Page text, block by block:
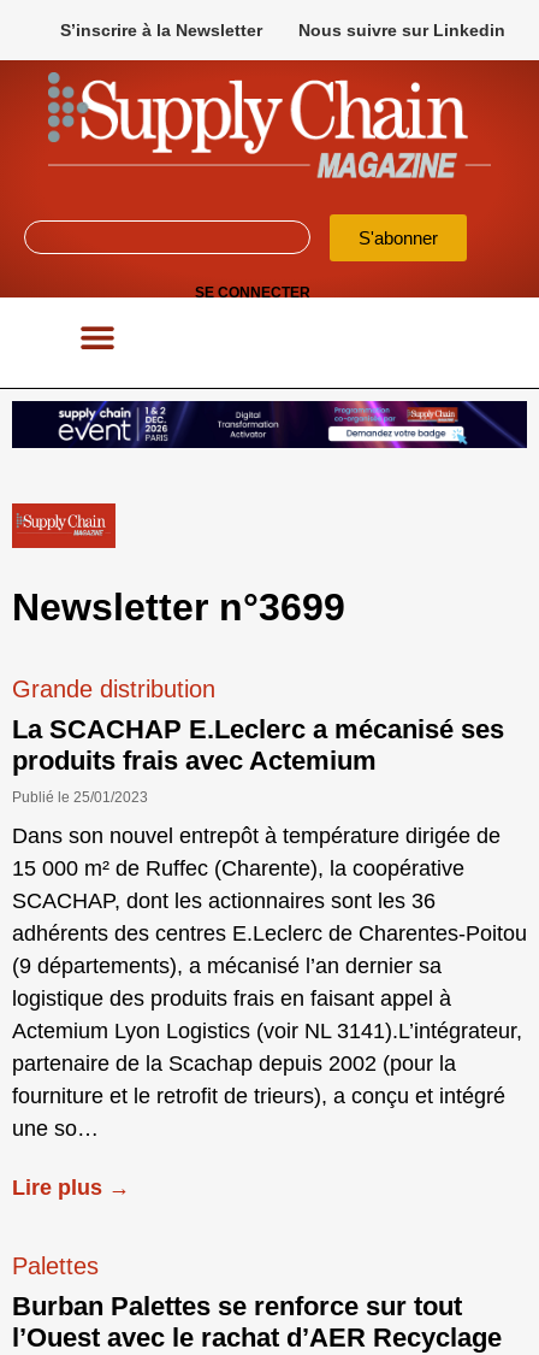
S’inscrire à la Newsletter Nous suivre sur Linkedin
S'abonner
SE CONNECTER
Newsletter n°3699
Grande distribution
La SCACHAP E.Leclerc a mécanisé ses
produits frais avec Actemium
Publié le 25/01/2023
Dans son nouvel entrepôt à température dirigée de
15 000 m² de Ruffec (Charente), la coopérative
SCACHAP, dont les actionnaires sont les 36
adhérents des centres E.Leclerc de Charentes-Poitou
(9 départements), a mécanisé l’an dernier sa
logistique des produits frais en faisant appel à
Actemium Lyon Logistics (voir NL 3141).L’intégrateur,
partenaire de la Scachap depuis 2002 (pour la
fourniture et le retrofit de trieurs), a conçu et intégré
une so…
Lire plus →
Palettes
Burban Palettes se renforce sur tout
l’Ouest avec le rachat d’AER Recyclage